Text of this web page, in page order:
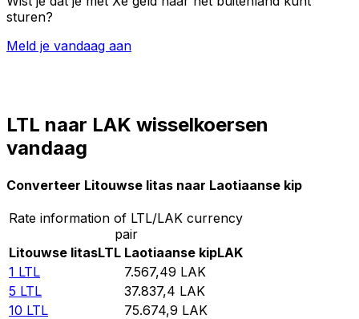
sturen?
Meld je vandaag aan
LTL naar LAK wisselkoersen
vandaag
Converteer Litouwse litas naar Laotiaanse kip
Rate information of LTL/LAK currency
pair
Litouwse litasLTL Laotiaanse kipLAK
1 LTL 7.567,49 LAK
5 LTL 37.837,4 LAK
10 LTL 75.674,9 LAK